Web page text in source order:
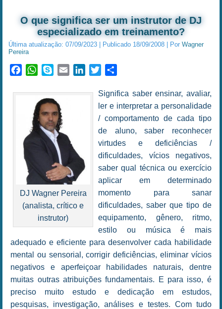
O que significa ser um instrutor de DJ
especializado em treinamento?
Última atualização: 07/09/2023 Publicado 18/09/2008 Por Wagner
Pereira
FacebookWhatsApp
Skype Email LinkedInTwitter
DJ Wagner Pereira
(analista, crítico e
instrutor)
Significa saber ensinar, avaliar,
ler e interpretar a personalidade
/ comportamento de cada tipo
de aluno, saber reconhecer
virtudes e deficiências /
dificuldades, vícios negativos,
saber qual técnica ou exercício
aplicar em determinado
momento para sanar
dificuldades, saber que tipo de
equipamento, gênero, ritmo,
estilo ou música é mais
adequado e eficiente para desenvolver cada habilidade
mental ou sensorial, corrigir deficiências, eliminar vícios
negativos e aperfeiçoar habilidades naturais, dentre
muitas outras atribuições fundamentais. E para isso, é
preciso muito estudo e dedicação em estudos,
pesquisas, investigação, análises e testes. Com tudo